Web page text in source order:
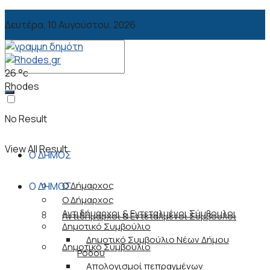
Δευτέρα, 10 Αυγούστου, 2026
No Result
View All Result
26°c
Rhodes
Ο ΔΗΜΟΣ
Ο Δήμαρχος
Αντιδήμαρχοι & Εντεταλμένοι Σύμβουλοι
Δημοτικό Συμβούλιο
Ο ΔΗΜΟΣ
Ο Δήμαρχος
Αντιδήμαρχοι & Εντεταλμένοι Σύμβουλοι
Δημοτικό Συμβούλιο
Δημοτικό Συμβούλιο Νέων Δήμου
Ρόδου
Απολογισμοί πεπραγμένων